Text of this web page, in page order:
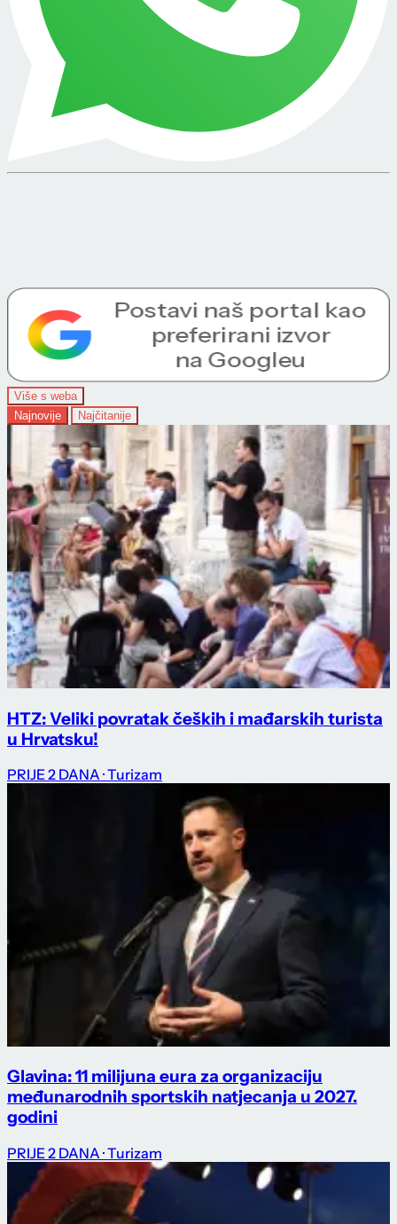
Više s weba
Najnovije
Najčitanije
HTZ: Veliki povratak čeških i mađarskih turista
u Hrvatsku!
PRIJE 2 DANA · Turizam
Glavina: 11 milijuna eura za organizaciju
međunarodnih sportskih natjecanja u 2027.
godini
PRIJE 2 DANA · Turizam